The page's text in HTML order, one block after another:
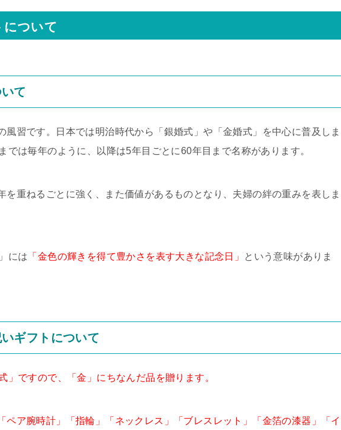
について
て
風習です。日本では明治時代から「銀婚式」や「金婚式」を中心に普及しま
では毎年のように、以降は5年目ごとに60年目まで名称があります。
を重ねるごとに強く、また価値があるものとなり、夫婦の絆の重みを表しま
には 「金色の輝きを得て豊かさを表す大きな記念日」
という意味がありま
ギフトについて
」ですので、「金」にちなんだ品を贈ります。
ペア腕時計」「指輪」「ネックレス」「ブレスレット」「金箔の漆器」「イ